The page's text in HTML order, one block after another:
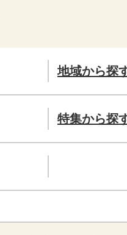
地域から探
特集から探